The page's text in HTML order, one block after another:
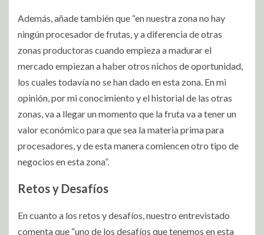
Además, añade también que “en nuestra zona no hay
ningún procesador de frutas, y a diferencia de otras
zonas productoras cuando empieza a madurar el
mercado empiezan a haber otros nichos de oportunidad,
los cuales todavía no se han dado en esta zona. En mi
opinión, por mi conocimiento y el historial de las otras
zonas, va a llegar un momento que la fruta va a tener un
valor económico para que sea la materia prima para
procesadores, y de esta manera comiencen otro tipo de
negocios en esta zona”.
Retos y Desafíos
En cuanto a los retos y desafíos, nuestro entrevistado
comenta que “uno de los desafíos que tenemos en esta